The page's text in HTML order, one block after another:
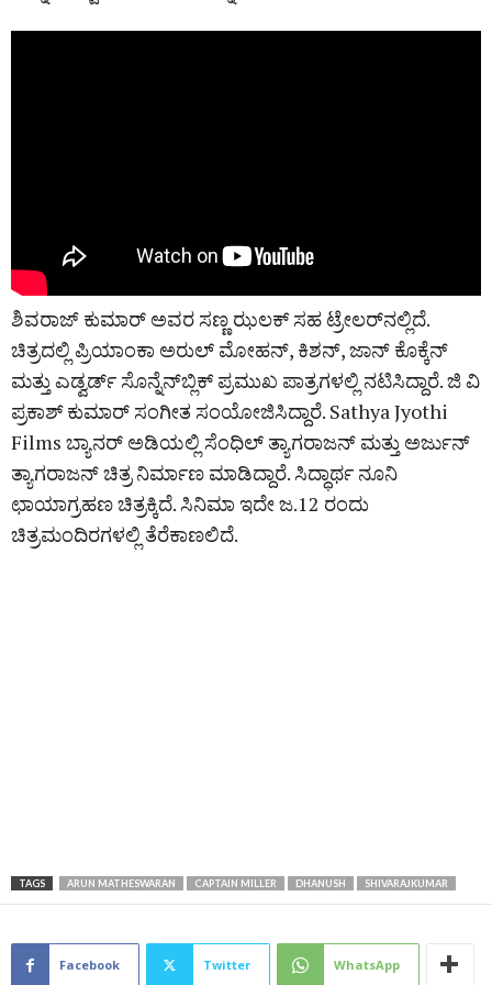
ಶಿವರಾಜ್‌ ಕುಮಾರ್‌ ಅವರ ಸಣ್ಣ ಝಲಕ್‌ ಸಹ ಟ್ರೇಲರ್‌ನಲ್ಲಿದೆ.
ಚಿತ್ರದಲ್ಲಿ ಪ್ರಿಯಾಂಕಾ ಅರುಲ್ ಮೋಹನ್, ಕಿಶನ್, ಜಾನ್ ಕೊಕ್ಕೆನ್
ಮತ್ತು ಎಡ್ವರ್ಡ್ ಸೊನ್ನೆನ್‌ಬ್ಲಿಕ್ ಪ್ರಮುಖ ಪಾತ್ರಗಳಲ್ಲಿ ನಟಿಸಿದ್ದಾರೆ. ಜಿ ವಿ
ಪ್ರಕಾಶ್ ಕುಮಾರ್ ಸಂಗೀತ ಸಂಯೋಜಿಸಿದ್ದಾರೆ. Sathya Jyothi
Films ಬ್ಯಾನರ್‌ ಅಡಿಯಲ್ಲಿ ಸೆಂಧಿಲ್ ತ್ಯಾಗರಾಜನ್ ಮತ್ತು ಅರ್ಜುನ್
ತ್ಯಾಗರಾಜನ್ ಚಿತ್ರ ನಿರ್ಮಾಣ ಮಾಡಿದ್ದಾರೆ. ಸಿದ್ಧಾರ್ಥ ನೂನಿ
ಛಾಯಾಗ್ರಹಣ ಚಿತ್ರಕ್ಕಿದೆ. ಸಿನಿಮಾ ಇದೇ ಜ.12 ರಂದು
ಚಿತ್ರಮಂದಿರಗಳಲ್ಲಿ ತೆರೆಕಾಣಲಿದೆ‌.
TAGS ARUN MATHESWARAN CAPTAIN MILLER DHANUSH SHIVARAJKUMAR
Facebook Twitter WhatsApp